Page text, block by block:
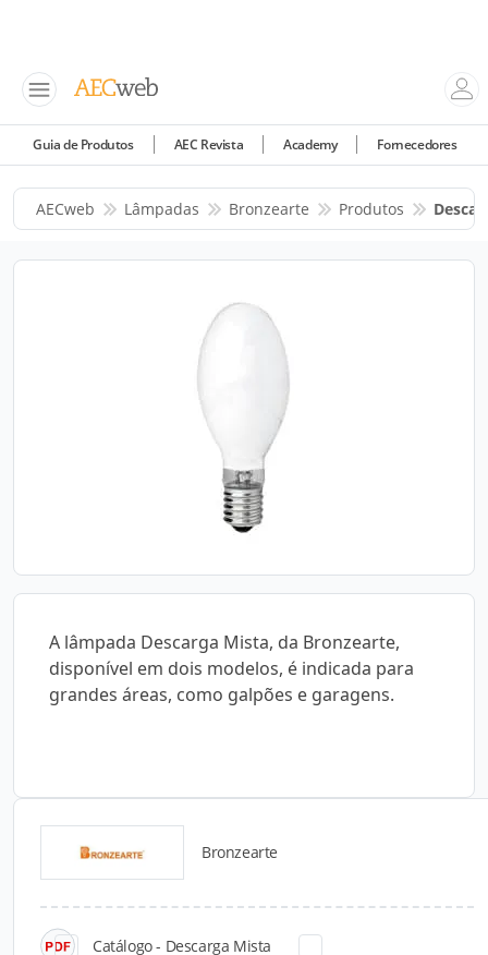
Guia de Produtos AEC Revista Academy Fornecedores
AECweb Lâmpadas Bronzearte Produtos
A lâmpada Descarga Mista, da Bronzearte,
disponível em dois modelos, é indicada para
grandes áreas, como galpões e garagens.
Bronzearte
Catálogo - Descarga Mista
Catálogos para Download